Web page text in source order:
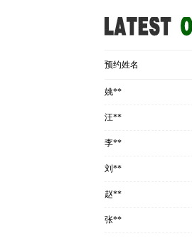
预约姓名
姚**
汪**
李**
刘**
赵**
张**